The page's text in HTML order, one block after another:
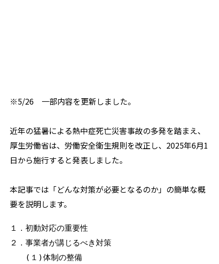
※5/26 一部内容を更新しました。
近年の猛暑による熱中症死亡災害事故の多発を踏まえ、
厚生労働省は、労働安全衛生規則を改正し、2025年6月1
日から施行すると発表しました。
本記事では「どんな対策が必要となるのか」の簡単な概
要を説明します。
１．初動対応の重要性
２．事業者が講じるべき対策
(１)体制の整備